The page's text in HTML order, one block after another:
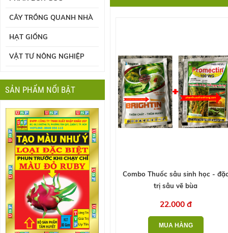
Combo Thuốc sâu sinh học -
trị sâu vẽ bùa
22.000 đ
CÂY TRỒNG QUANH NHÀ
HẠT GIỐNG
VẬT TƯ NÔNG NGHIỆP
SẢN PHẨM NỔI BẬT